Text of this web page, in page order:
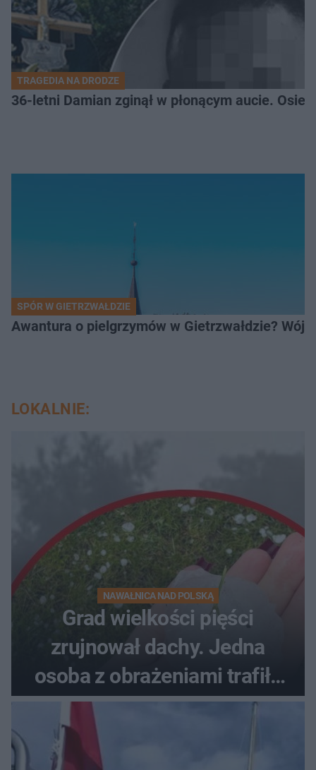
TRAGEDIA NA DRODZE
36-letni Damian zginął w płonącym aucie.
SPÓR W GIETRZWAŁDZIE
Awantura o pielgrzymów w Gietrzwałdzie? Wójt
LOKALNIE:
NAWAŁNICA NAD POLSKĄ
Grad wielkości pięści
zrujnował dachy. Jedna
osoba z obrażeniami trafiła
do szpitala